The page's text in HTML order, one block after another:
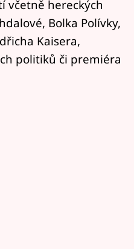
včetně hereckých
Bolka Polívky,
Kaisera,
politiků či premiéra